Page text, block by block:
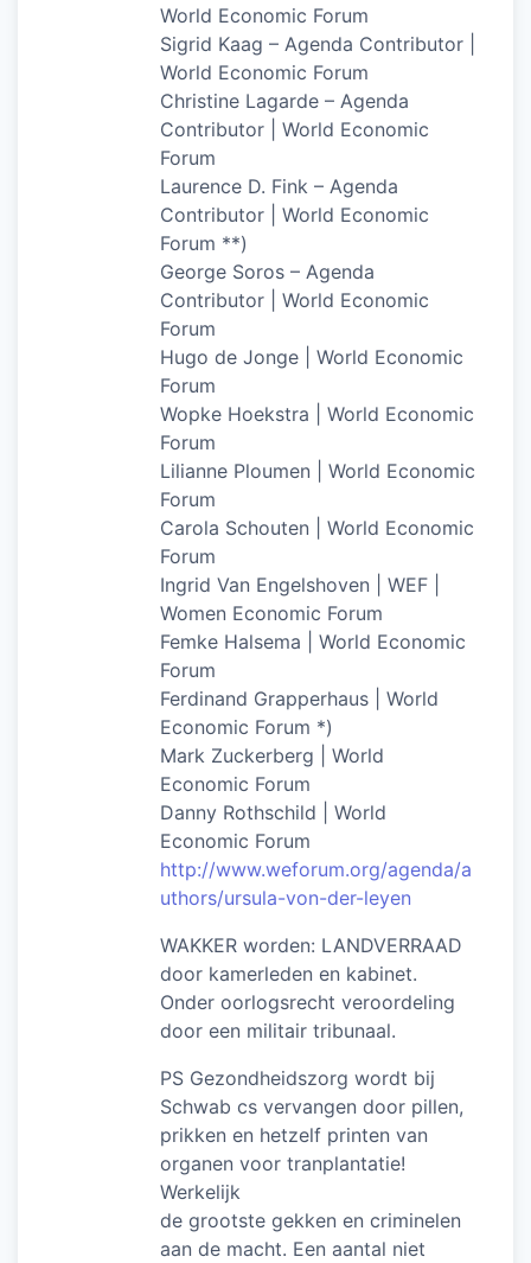
World Economic Forum
Sigrid Kaag – Agenda Contributor |
World Economic Forum
Christine Lagarde – Agenda
Contributor | World Economic
Forum
Laurence D. Fink – Agenda
Contributor | World Economic
Forum **)
George Soros – Agenda
Contributor | World Economic
Forum
Hugo de Jonge | World Economic
Forum
Wopke Hoekstra | World Economic
Forum
Lilianne Ploumen | World Economic
Forum
Carola Schouten | World Economic
Forum
Ingrid Van Engelshoven | WEF |
Women Economic Forum
Femke Halsema | World Economic
Forum
Ferdinand Grapperhaus | World
Economic Forum *)
Mark Zuckerberg | World
Economic Forum
Danny Rothschild | World
Economic Forum
http://www.weforum.org/agenda/a
uthors/ursula-von-der-leyen
WAKKER worden: LANDVERRAAD
door kamerleden en kabinet.
Onder oorlogsrecht veroordeling
door een militair tribunaal.
PS Gezondheidszorg wordt bij
Schwab cs vervangen door pillen,
prikken en hetzelf printen van
organen voor tranplantatie!
Werkelijk
de grootste gekken en criminelen
aan de macht. Een aantal niet